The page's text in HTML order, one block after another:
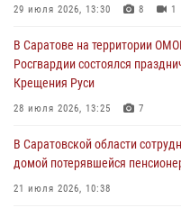
29 июля 2026, 13:30 8 1
В Саратове на территории
Росгвардии состоялся
Крещения Руси
28 июля 2026, 13:25 7
В Саратовской области
домой потерявшейся
21 июля 2026, 10:38